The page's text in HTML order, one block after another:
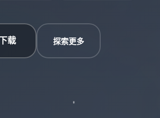
载 探索更多